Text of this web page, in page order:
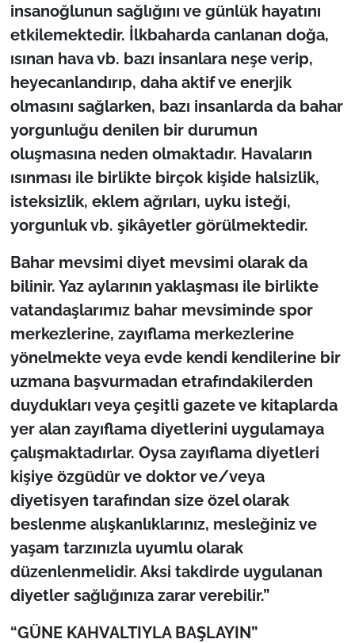
insanoğlunun sağlığını ve günlük hayatını
etkilemektedir. İlkbaharda canlanan doğa,
ısınan hava vb. bazı insanlara neşe verip,
heyecanlandırıp, daha aktif ve enerjik
olmasını sağlarken, bazı insanlarda da bahar
yorgunluğu denilen bir durumun
oluşmasına neden olmaktadır. Havaların
ısınması ile birlikte birçok kişide halsizlik,
isteksizlik, eklem ağrıları, uyku isteği,
yorgunluk vb. şikâyetler görülmektedir.
Bahar mevsimi diyet mevsimi olarak da
bilinir. Yaz aylarının yaklaşması ile birlikte
vatandaşlarımız bahar mevsiminde spor
merkezlerine, zayıflama merkezlerine
yönelmekte veya evde kendi kendilerine bir
uzmana başvurmadan etrafındakilerden
duydukları veya çeşitli gazete ve kitaplarda
yer alan zayıflama diyetlerini uygulamaya
çalışmaktadırlar. Oysa zayıflama diyetleri
kişiye özgüdür ve doktor ve/veya
diyetisyen tarafından size özel olarak
beslenme alışkanlıklarınız, mesleğiniz ve
yaşam tarzınızla uyumlu olarak
düzenlenmelidir. Aksi takdirde uygulanan
diyetler sağlığınıza zarar verebilir.”
“GÜNE KAHVALTIYLA BAŞLAYIN”
Güvenlik
Genel
Flaş Haber
Dış Haberler
Magazin
İş Dünyası
Bilim Teknoloji
English News
Canlı Maç
Finans
Genel-A
Gündem-Eğitim